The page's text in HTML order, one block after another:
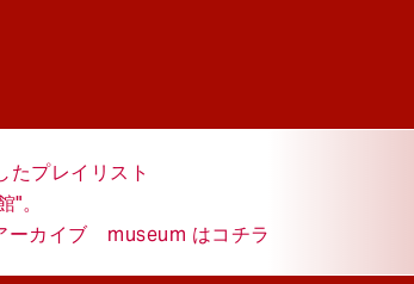
たプレイリスト
"。
ーカイブ museum はコチラ